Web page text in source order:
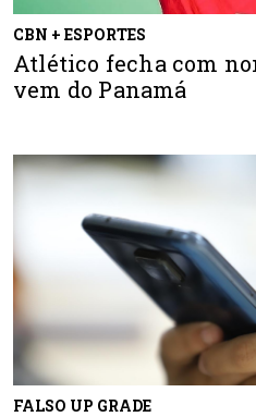
CBN + ESPORTES
Atlético fecha com
vem do Panamá
FALSO UP GRADE